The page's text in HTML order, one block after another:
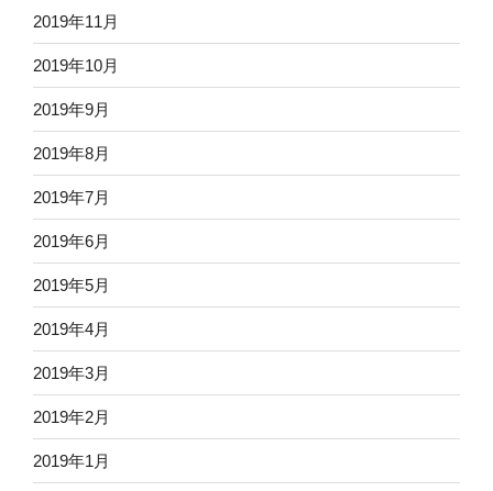
2019年11月
2019年10月
2019年9月
2019年8月
2019年7月
2019年6月
2019年5月
2019年4月
2019年3月
2019年2月
2019年1月